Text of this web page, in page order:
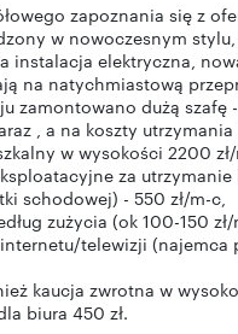
zapoznania się z
w nowoczesnym
instalacja elektryczna,
na natychmiastową
zamontowano dużą
, a na koszty utrzymania
w wysokości 2200
za
schodowej) - 550 zł/m-c,
zużycia (ok 100-150
telewizji (najemca
kaucja zwrotna w
biura 450 zł.